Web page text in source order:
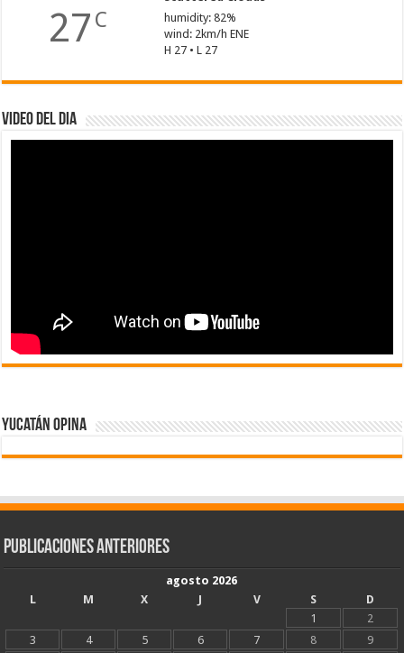
27 C
humidity: 82%
wind: 2km/h ENE
H 27 • L 27
Video del dia
Yucatán Opina
Publicaciones Anteriores
agosto 2026
L
M X J V S
D
1
2
3
4 5 6 7 8
9